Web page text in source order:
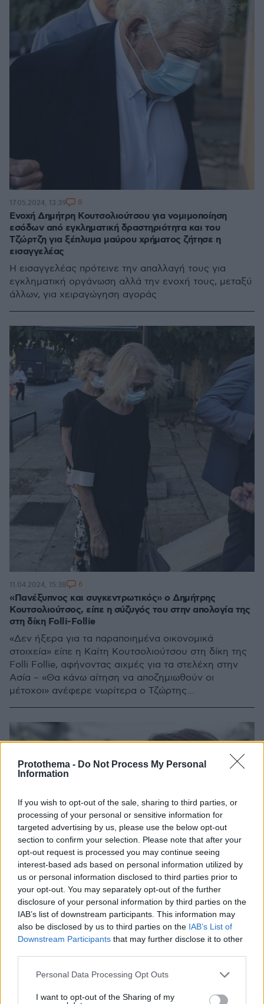
Protothema - Do Not Process My Personal
Information
If you wish to opt-out of the sale, sharing to third parties, or
processing of your personal or sensitive information for
targeted advertising by us, please use the below opt-out
section to confirm your selection. Please note that after your
opt-out request is processed you may continue seeing
interest-based ads based on personal information utilized by
us or personal information disclosed to third parties prior to
your opt-out. You may separately opt-out of the further
disclosure of your personal information by third parties on the
IAB’s list of downstream participants. This information may
also be disclosed by us to third parties on the IAB’s List of
Downstream Participants that may further disclose it to other
Please note that this website/app uses one or more Google
not limited to your visit or usage behaviour. You may click to
Personal Data Processing Opt Outs
I want to opt-out of the Sharing of my
Ενοχή Δημήτρη Κουτσολιούτσου για νομιμοποίηση
εσόδων από εγκληματική δραστηριότητα και του
Τζώρτζη για ξέπλυμα μαύρου χρήματος ζήτησε η
εισαγγελέας
Η εισαγγελέας πρότεινε την απαλλαγή τους για
εγκληματική οργάνωση αλλά την ενοχή τους, μεταξύ
άλλων, για χειραγώγηση αγοράς
17.05.2024, 13:39 8
«Πανέξυπνος και συγκεντρωτικός» ο Δημήτρης
Κουτσολιούτσος, είπε η σύζυγός του στην απολογία της
στη δίκη Folli-Follie
«Δεν ήξερα για τα παραποιημένα οικονομικά
στοιχεία» είπε η Καίτη Κουτσολιούτσου στη δίκη της
Folli Follie, αφήνοντας αιχμές για τα στελέχη στην
Ασία – «Θα κάνω αίτηση να αποζημιωθούν οι
μέτοχοι» ανέφερε νωρίτερα ο Τζώρτης
11.04.2024, 15:38 6
Εγκλωβίστηκα, πίστεψα ότι η ωραιοποίηση των